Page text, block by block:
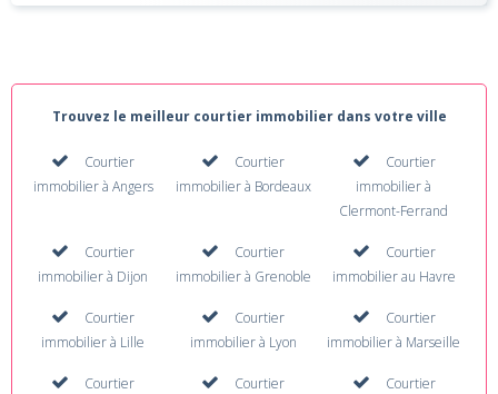
Trouvez le meilleur courtier immobilier dans votre ville
Courtier
immobilier à Angers
Courtier
immobilier à Bordeaux
Courtier
immobilier à
Clermont-Ferrand
Courtier
immobilier à Dijon
Courtier
immobilier à Grenoble
Courtier
immobilier au Havre
Courtier
immobilier à Lille
Courtier
immobilier à Lyon
Courtier
immobilier à Marseille
Courtier
Courtier
Courtier